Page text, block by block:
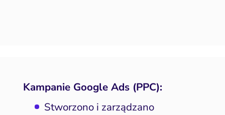
Kampanie Google Ads (PPC):
Stworzono i zarządzano